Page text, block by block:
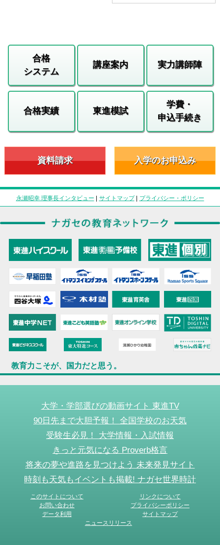
合格
システム
講座案内 実力講師陣
合格実績 東進模試
学費・
申込手続き
資料請求 入学のお申込み
永瀬昭幸 理事長インタビュー | サイトマップ| プライバシー・ポリシー
教育力こそが、国力だと思う。
大学・学部選びの動画サイト 東進TV
90日先まで大胆予報！ 全国学校のお天気
受験生必見！ 大学情報・入試情報
きっと元気になる Proverb格言
将来の夢や進路を見つけよう 未来発見サイト
時刻も天気もイベントも掲載! ナガセ世界時計
このサイトについて
リンクについて
お問い合わせ
プライバシーポリシー
データ利用
サイトマップ
ニュースリリース